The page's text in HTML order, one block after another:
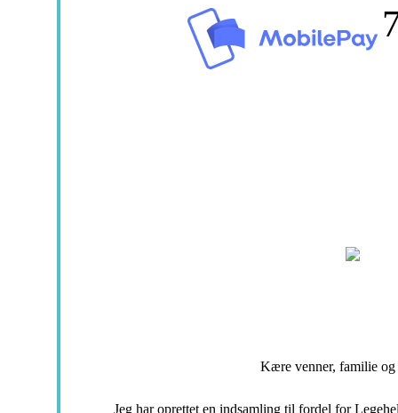
Kære venner, familie
Jeg har oprettet en indsamling til fordel for